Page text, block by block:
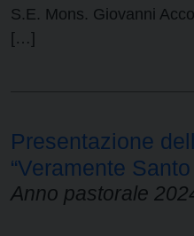
S.E. Mons. Giovanni
[…]
Presentazione
“Veramente
Anno pastorale